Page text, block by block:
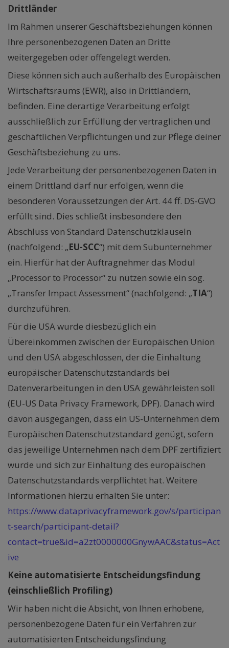
Drittländer
Im Rahmen unserer Geschäftsbeziehungen können
Ihre personenbezogenen Daten an Dritte
weitergegeben oder offengelegt werden.
Diese können sich auch außerhalb des Europäischen
Wirtschaftsraums (EWR), also in Drittländern,
befinden. Eine derartige Verarbeitung erfolgt
ausschließlich zur Erfüllung der vertraglichen und
geschäftlichen Verpflichtungen und zur Pflege deiner
Geschäftsbeziehung zu uns.
Jede Verarbeitung der personenbezogenen Daten in
einem Drittland darf nur erfolgen, wenn die
besonderen Voraussetzungen der Art. 44 ff. DS-GVO
erfüllt sind. Dies schließt insbesondere den
Abschluss von Standard Datenschutzklauseln
(nachfolgend: „EU-SCC“) mit dem Subunternehmer
ein. Hierfür hat der Auftragnehmer das Modul
„Processor to Processor“ zu nutzen sowie ein sog.
„Transfer Impact Assessment“ (nachfolgend: „TIA“)
durchzuführen.
Für die USA wurde diesbezüglich ein
Übereinkommen zwischen der Europäischen Union
und den USA abgeschlossen, der die Einhaltung
europäischer Datenschutzstandards bei
Datenverarbeitungen in den USA gewährleisten soll
(EU-US Data Privacy Framework, DPF). Danach wird
davon ausgegangen, dass ein US-Unternehmen dem
Europäischen Datenschutzstandard genügt, sofern
das jeweilige Unternehmen nach dem DPF zertifiziert
wurde und sich zur Einhaltung des europäischen
Datenschutzstandards verpflichtet hat. Weitere
Informationen hierzu erhalten Sie unter:
https://www.dataprivacyframework.gov/s/participan
t-search/participant-detail?
contact=true&id=a2zt0000000GnywAAC&status=Act
ive
Keine automatisierte Entscheidungsfindung
(einschließlich Profiling)
Wir haben nicht die Absicht, von Ihnen erhobene,
personenbezogene Daten für ein Verfahren zur
automatisierten Entscheidungsfindung